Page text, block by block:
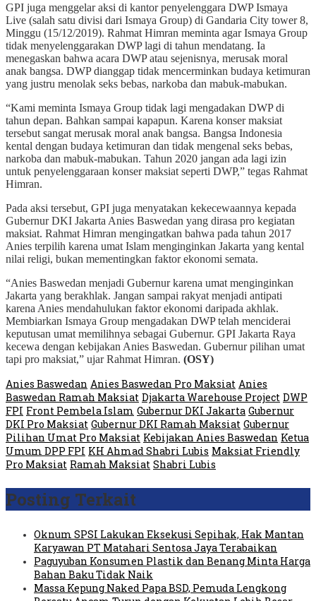
GPI juga menggelar aksi di kantor penyelenggara DWP Ismaya
Live (salah satu divisi dari Ismaya Group) di Gandaria City tower 8,
Minggu (15/12/2019). Rahmat Himran meminta agar Ismaya Group
tidak menyelenggarakan DWP lagi di tahun mendatang. Ia
menegaskan bahwa acara DWP atau sejenisnya, merusak moral
anak bangsa. DWP dianggap tidak mencerminkan budaya ketimuran
yang justru menolak seks bebas, narkoba dan mabuk-mabukan.
“Kami meminta Ismaya Group tidak lagi mengadakan DWP di
tahun depan. Bahkan sampai kapapun. Karena konser maksiat
tersebut sangat merusak moral anak bangsa. Bangsa Indonesia
kental dengan budaya ketimuran dan tidak mengenal seks bebas,
narkoba dan mabuk-mabukan. Tahun 2020 jangan ada lagi izin
untuk penyelenggaraan konser maksiat seperti DWP,” tegas Rahmat
Himran.
Pada aksi tersebut, GPI juga menyatakan kekecewaannya kepada
Gubernur DKI Jakarta Anies Baswedan yang dirasa pro kegiatan
maksiat. Rahmat Himran mengingatkan bahwa pada tahun 2017
Anies terpilih karena umat Islam menginginkan Jakarta yang kental
nilai religi, bukan mementingkan faktor ekonomi semata.
“Anies Baswedan menjadi Gubernur karena umat menginginkan
Jakarta yang berakhlak. Jangan sampai rakyat menjadi antipati
karena Anies mendahulukan faktor ekonomi daripada akhlak.
Membiarkan Ismaya Group mengadakan DWP telah menciderai
keputusan umat memilihnya sebagai Gubernur. GPI Jakarta Raya
kecewa dengan kebijakan Anies Baswedan. Gubernur pilihan umat
tapi pro maksiat,” ujar Rahmat Himran. (OSY)
Anies Baswedan Anies Baswedan Pro Maksiat Anies
Baswedan Ramah Maksiat Djakarta Warehouse Project DWP
FPI Front Pembela Islam Gubernur DKI Jakarta Gubernur
DKI Pro Maksiat Gubernur DKI Ramah Maksiat Gubernur
Pilihan Umat Pro Maksiat Kebijakan Anies Baswedan Ketua
Umum DPP FPI KH Ahmad Shabri Lubis Maksiat Friendly
Pro Maksiat Ramah Maksiat Shabri Lubis
Posting Terkait
Oknum SPSI Lakukan Eksekusi Sepihak, Hak Mantan
Karyawan PT Matahari Sentosa Jaya Terabaikan
Paguyuban Konsumen Plastik dan Benang Minta Harga
Bahan Baku Tidak Naik
Massa Kepung Naked Papa BSD, Pemuda Lengkong